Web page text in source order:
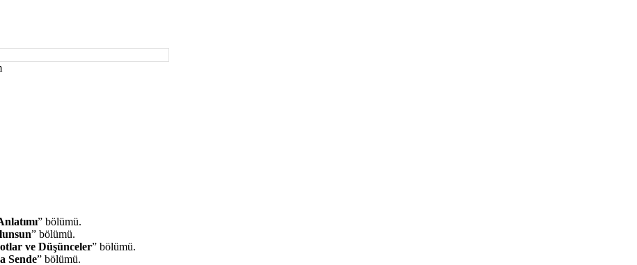
” bölümü.
” bölümü.
ve Düşünceler” bölümü.
Sende” bölümü.